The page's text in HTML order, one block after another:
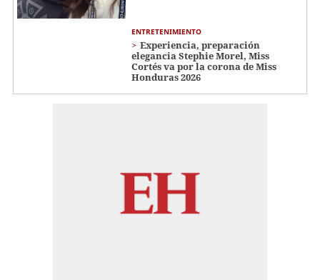
ENTRETENIMIENTO
Experiencia, preparación
elegancia Stephie Morel, Miss
Cortés va por la corona de Miss
Honduras 2026